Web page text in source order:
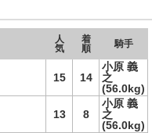
人
気
着
順
騎手
15 14
小原 義
之
(56.0kg)
13 8
小原 義
之
(56.0kg)